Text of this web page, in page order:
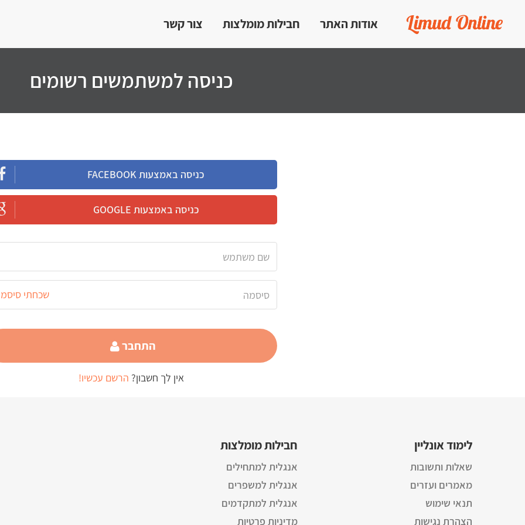
אודות האתר חבילות מומלצות צור קשר
כניסה למשתמשים רשומים
כניסה באמצעות FACEBOOK
כניסה באמצעות GOOGLE
שכחתי
התחבר
אין לך חשבון? הרשם עכשיו!
לימוד אונליין
שאלות ותשובות
מאמרים ועזרים
תנאי שימוש
הצהרת נגישות
חבילות מומלצות
אנגלית למתחילים
אנגלית למשפרים
אנגלית למתקדמים
מדיניות פרטיות